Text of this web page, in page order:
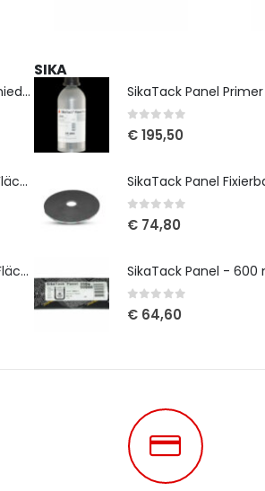
Loctite 222 - 250 ml, niedrigfest
Loctite 574 - 250ml, Flächendichtung
Loctite 5188 - 300ml Flächendichtung
SIKA
SikaTack Panel Primer
0out of 5
€195,50
0out of 5
€ 74,80
SikaTack Panel - 600
0out of 5
€ 64,60